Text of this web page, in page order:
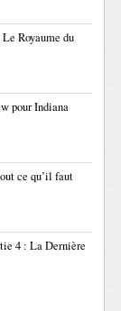
Royaume du
pour Indiana
ce qu’il faut
4 : La Dernière